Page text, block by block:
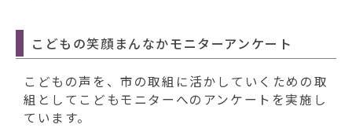
こどもの笑顔まんなかモニターアンケート
こどもの声を、市の取組に活かしていくための取
組としてこどもモニターへのアンケートを実施し
ています。